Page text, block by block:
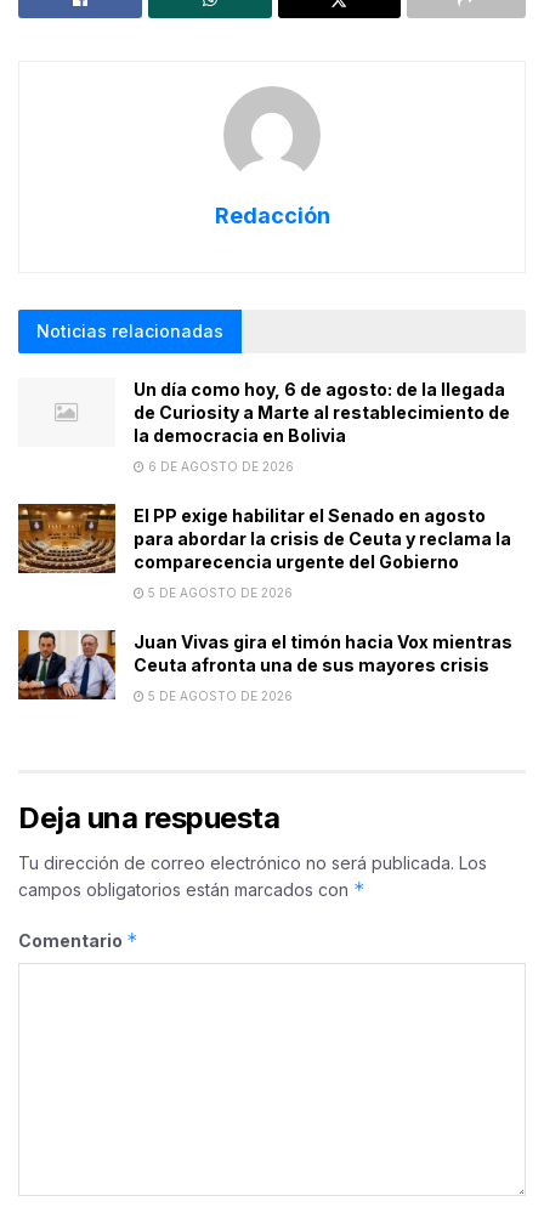
Redacción
Noticias relacionadas
Un día como hoy, 6 de agosto: de la llegada
de Curiosity a Marte al restablecimiento de
la democracia en Bolivia
6 DE AGOSTO DE 2026
El PP exige habilitar el Senado en agosto
para abordar la crisis de Ceuta y reclama la
comparecencia urgente del Gobierno
5 DE AGOSTO DE 2026
Juan Vivas gira el timón hacia Vox mientras
Ceuta afronta una de sus mayores crisis
5 DE AGOSTO DE 2026
Deja una respuesta
Tu dirección de correo electrónico no será publicada. Los
campos obligatorios están marcados con *
Comentario *